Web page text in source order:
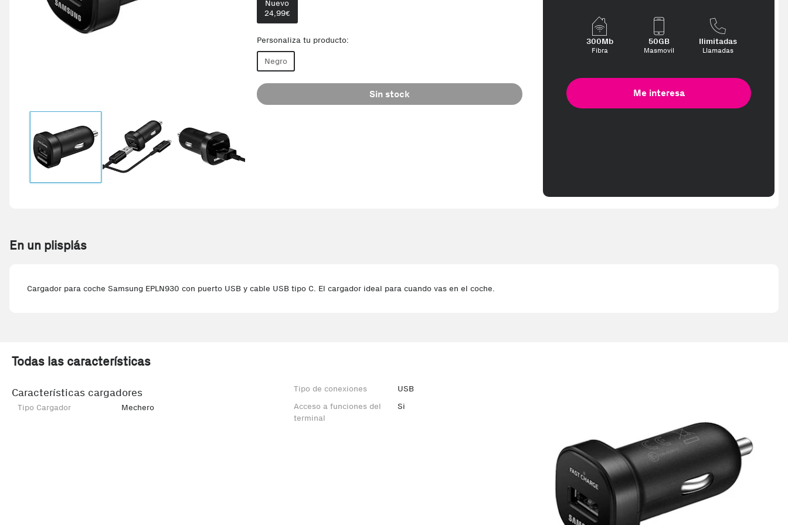
Nuevo
24,99€
Personaliza tu producto:
Negro
Sin stock
300Mb
Fibra
50GB
Masmovil
Ilimitadas
Llamadas
Me interesa
En un plisplás
Cargador para coche Samsung EPLN930 con puerto USB y cable USB tipo C. El cargador ideal para cuando vas en el coche.
Todas las características
Características cargadores
Tipo Cargador Mechero
Tipo de conexiones
USB
Acceso a funciones del
terminal
Si